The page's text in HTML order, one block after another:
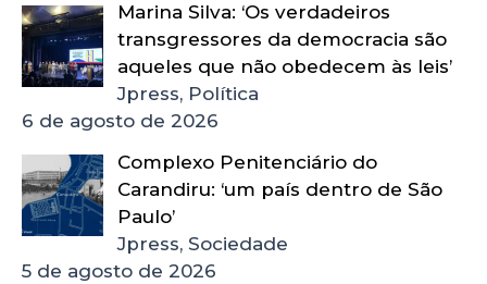
Marina Silva: ‘Os verdadeiros
transgressores da democracia são
aqueles que não obedecem às leis’
Jpress, Política
6 de agosto de 2026
Complexo Penitenciário do
Carandiru: ‘um país dentro de São
Paulo’
Jpress, Sociedade
5 de agosto de 2026